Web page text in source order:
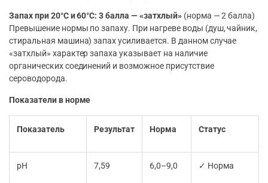
Запах при 20°С и 60°С: 3 балла — «затхлый»(норма — 2 балла)
Превышение нормы по запаху. При нагреве воды (душ, чайник,
стиральная машина) запах усиливается. В данном случае
«затхлый» характер запаха указывает на наличие
органических соединений и возможное присутствие
сероводорода.
Показатели в норме
Показатель Результат Норма Статус
pH 7,59 6,0–9,0 ✓ Норма